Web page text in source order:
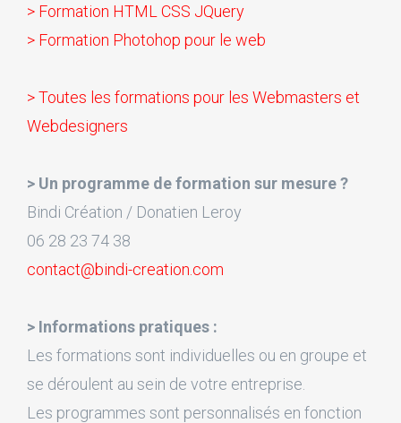
> Formation HTML CSS JQuery
> Formation Photohop pour le web
> Toutes les formations pour les Webmasters et
Webdesigners
> Un programme de formation sur mesure ?
Bindi Création / Donatien Leroy
06 28 23 74 38
contact@bindi-creation.com
> Informations pratiques :
Les formations sont individuelles ou en groupe et
se déroulent au sein de votre entreprise.
Les programmes sont personnalisés en fonction